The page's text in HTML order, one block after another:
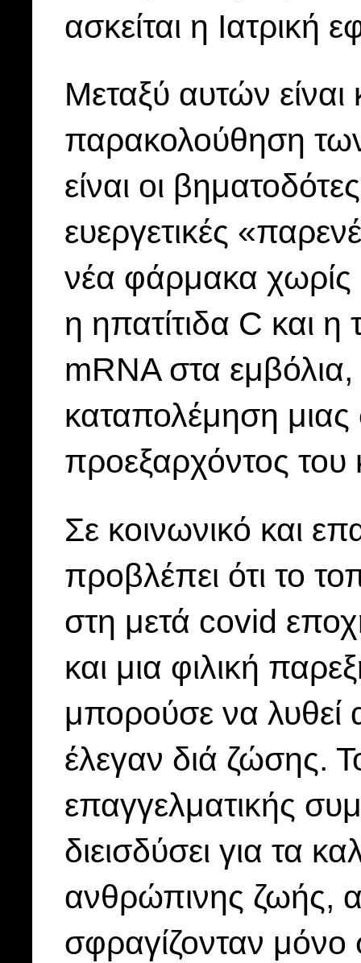
ασκείται η Ιατρική
Μεταξύ αυτών
παρακολούθηση
είναι οι
ευεργετικές
νέα φάρμακα χωρίς
η ηπατίτιδα C και η
mRNA στα
καταπολέμηση μιας
προεξαρχόντος του
Σε κοινωνικό και
προβλέπει ότι το
στη μετά covid
και μια φιλική
μπορούσε να λυθεί
έλεγαν διά ζώσης.
επαγγελματικής
διεισδύσει για τα
ανθρώπινης ζωής,
σφραγίζονταν μόνο